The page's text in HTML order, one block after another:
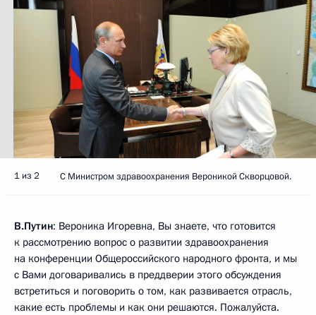
1 из 2 С Министром здравоохранения Вероникой Скворцовой.
В.Путин: Вероника Игоревна, Вы знаете, что готовится
к рассмотрению вопрос о развитии здравоохранения
на конференции Общероссийского народного фронта, и мы
с Вами договаривались в преддверии этого обсуждения
встретиться и поговорить о том, как развивается отрасль,
какие есть проблемы и как они решаются. Пожалуйста.